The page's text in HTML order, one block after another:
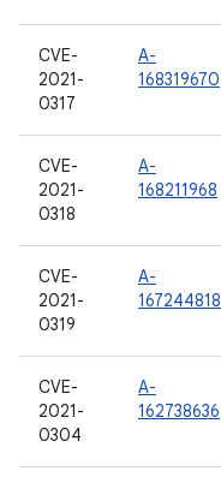
CVE-
2021-
0317
A-
168319670
CVE-
2021-
0318
A-
168211968
CVE-
2021-
0319
A-
167244818
CVE-
2021-
0304
A-
162738636